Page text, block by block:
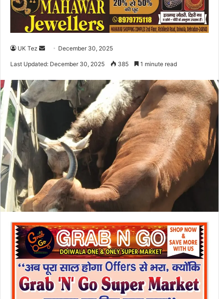
UK Tez
e
d
a
i
December 30, 2025
Last Updated: December 30, 2025 385 1 minute read